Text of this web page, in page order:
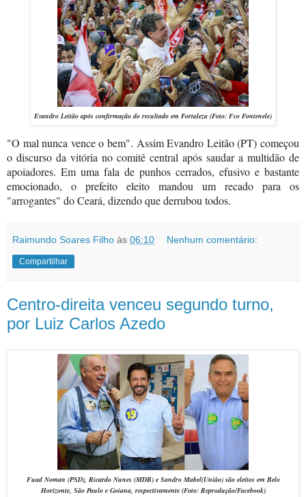
Evandro Leitão após confirmação do resultado em Fortaleza (Foto: Fco Fontenele)
"O mal nunca vence o bem". Assim Evandro Leitão (PT) começou
o discurso da vitória no comitê central após saudar a multidão de
apoiadores. Em uma fala de punhos cerrados, efusivo e bastante
emocionado, o prefeito eleito mandou um recado para os
"arrogantes" do Ceará, dizendo que derrubou todos.
Raimundo Soares Filho às 06:10 Nenhum comentário:
Compartilhar
Centro-direita venceu segundo turno,
por Luiz Carlos Azedo
Fuad Noman (PSD), Ricardo Nunes (MDB) e Sandro Mabel(União)são eleitos em Belo
Horizonte, São Paulo e Goiana, respectivamente (Foto: Reprodução/Facebook)